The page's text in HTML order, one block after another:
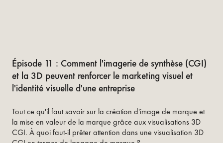
Épisode 11 : Comment l'imagerie de synthèse (CGI)
et la 3D peuvent renforcer le marketing visuel et
l'identité visuelle d'une entreprise
Tout ce qu'il faut savoir sur la création d'image de marque et
la mise en valeur de la marque grâce aux visualisations 3D
CGI. À quoi faut-il prêter attention dans une visualisation 3D